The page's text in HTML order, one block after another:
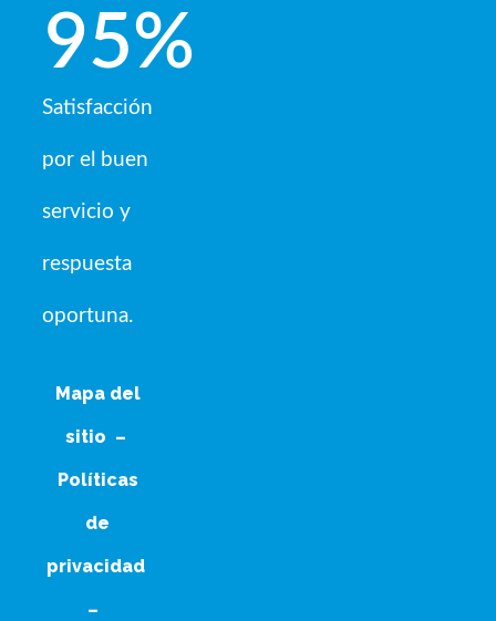
Satisfacción
por el buen
servicio y
respuesta
oportuna.
95%
Mapa del
sitio –
Políticas
de
privacidad
–